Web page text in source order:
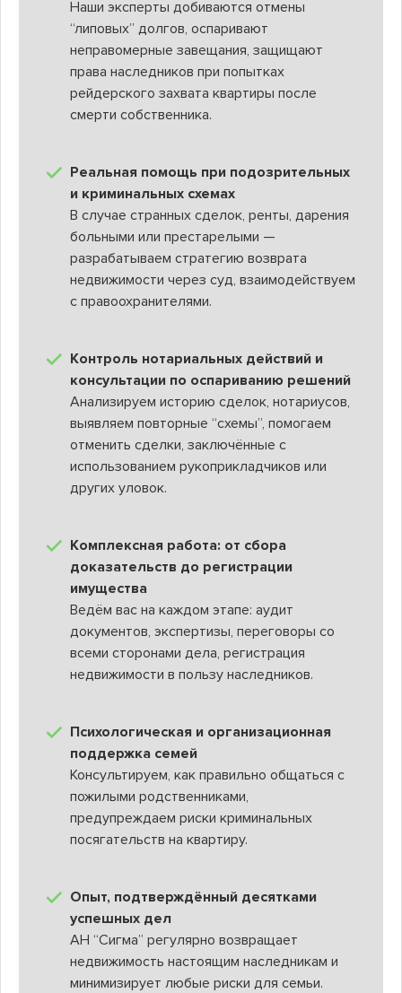
Наши эксперты добиваются отмены
“липовых” долгов, оспаривают
неправомерные завещания, защищают
права наследников при попытках
рейдерского захвата квартиры после
смерти собственника.
Реальная помощь при подозрительных
и криминальных схемах
В случае странных сделок, ренты, дарения
больными или престарелыми —
разрабатываем стратегию возврата
недвижимости через суд, взаимодействуем
с правоохранителями.
Контроль нотариальных действий и
консультации по оспариванию решений
Анализируем историю сделок, нотариусов,
выявляем повторные “схемы”, помогаем
отменить сделки, заключённые с
использованием рукоприкладчиков или
других уловок.
Комплексная работа: от сбора
доказательств до регистрации
имущества
Ведём вас на каждом этапе: аудит
документов, экспертизы, переговоры со
всеми сторонами дела, регистрация
недвижимости в пользу наследников.
Психологическая и организационная
поддержка семей
Консультируем, как правильно общаться с
пожилыми родственниками,
предупреждаем риски криминальных
посягательств на квартиру.
Опыт, подтверждённый десятками
успешных дел
АН “Сигма” регулярно возвращает
недвижимость настоящим наследникам и
минимизирует любые риски для семьи.